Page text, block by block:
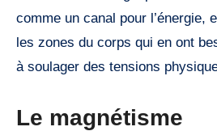
comme un canal pour l’énergie,
les zones du corps qui en ont
à soulager des tensions
Le magnétisme